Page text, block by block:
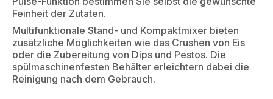
Feinheit der Zutaten.
Multifunktionale Stand- und Kompaktmixer bieten
zusätzliche Möglichkeiten wie das Crushen von Eis
oder die Zubereitung von Dips und Pestos. Die
spülmaschinenfesten Behälter erleichtern dabei die
Reinigung nach dem Gebrauch.